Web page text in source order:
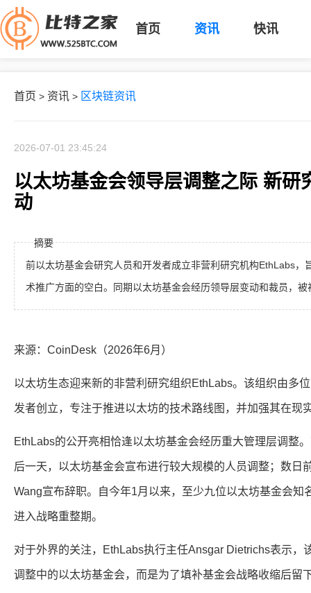
首页 资讯 快讯
首页 > 资讯 > 区块链资讯
2026-07-01 23:45:24
以太坊基金会领导层调整之际 新
动
摘要
前以太坊基金会研究人员和开发者成立非营利研究机构EthLabs，
术推广方面的空白。同期以太坊基金会经历领导层变动和裁员，
来源：CoinDesk（2026年6月）
以太坊生态迎来新的非营利研究组织EthLabs。该组织由多
发者创立，专注于推进以太坊的技术路线图，并加强其在现
EthLabs的公开亮相恰逢以太坊基金会经历重大管理层调整
后一天，以太坊基金会宣布进行较大规模的人员调整；数日
Wang宣布辞职。自今年1月以来，至少九位以太坊基金会知
进入战略重整期。
对于外界的关注，EthLabs执行主任Ansgar Dietrichs表示，
调整中的以太坊基金会，而是为了填补基金会战略收缩后留